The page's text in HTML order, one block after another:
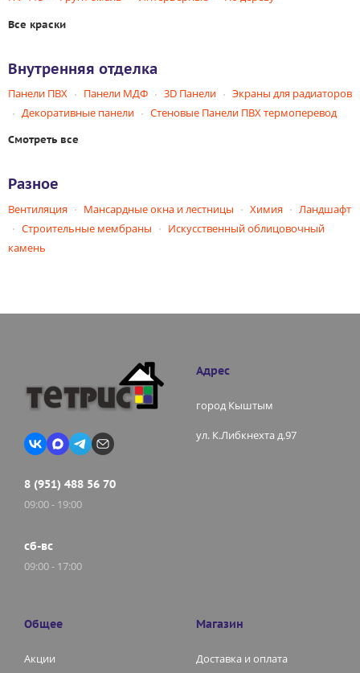
Все краски
Внутренняя отделка
Панели ПВХ Панели МДФ 3D Панели
Экраны для радиаторов
Декоративные панели
Стеновые Панели ПВХ термоперевод
Смотреть все
Разное
Вентиляция Мансардные окна и лестницы Химия
Ландшафт
Строительные мембраны
Искусственный облицовочный
камень
8 (951) 488 56 70
09:00 - 19:00
сб-вс
09:00 - 17:00
Адрес
город Кыштым
ул. К.Либкнехта д.97
Общее
Акции
Магазин
Доставка и оплата